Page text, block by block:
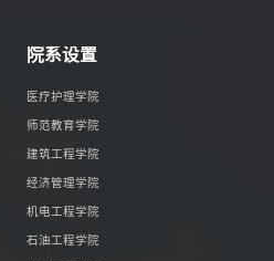
院系设置
医疗护理学院
师范教育学院
建筑工程学院
经济管理学院
机电工程学院
石油工程学院